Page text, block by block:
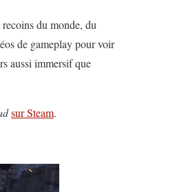
du monde, du
de gameplay pour voir
aussi immersif que
sur Steam.